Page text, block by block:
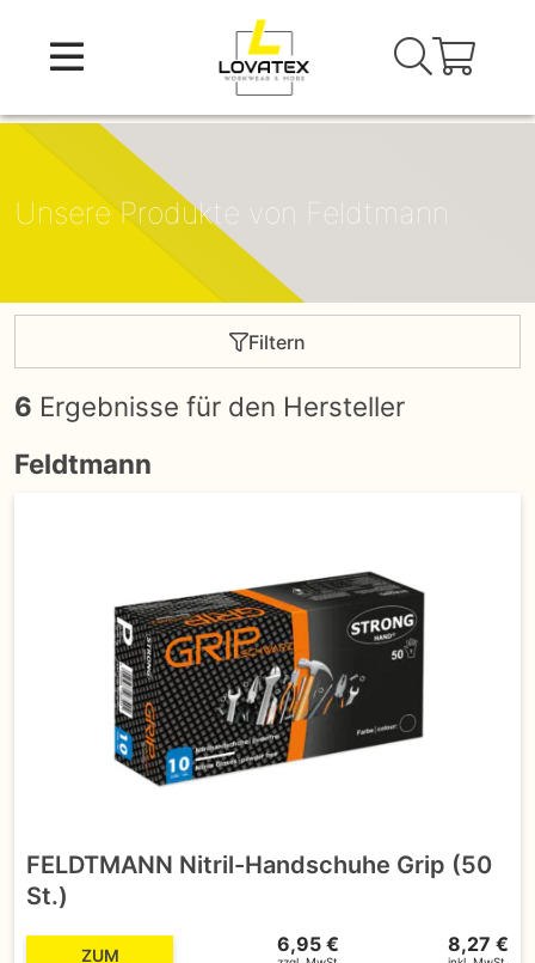
content
Unsere Produkte von Feldtmann
Filtern
6 Ergebnisse für den Hersteller
Feldtmann
FELDTMANN Nitril-Handschuhe Grip (50
St.)
ZUM
6,95 € 8,27 €